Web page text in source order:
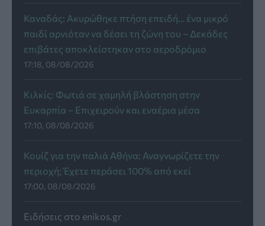
Καναδάς: Ακυρώθηκε πτήση επειδή… ένα μικρό
παιδί αρνιόταν να δέσει τη ζώνη του – Δεκάδες
επιβάτες αποκλείστηκαν στο αεροδρόμιο
17:18, 08/08/2026
Κιλκίς: Φωτιά σε χαμηλή βλάστηση στην
Ευκαρπία – Επιχειρούν και εναέρια μέσα
17:10, 08/08/2026
Κουίζ για την παλιά Αθήνα: Αναγνωρίζετε την
περιοχή; Έχετε περάσει 100% από εκεί
17:00, 08/08/2026
Ειδήσεις στο enikos.gr